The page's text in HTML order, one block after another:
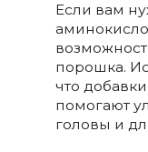
Если вам
порошка.
что
помогают
головы и